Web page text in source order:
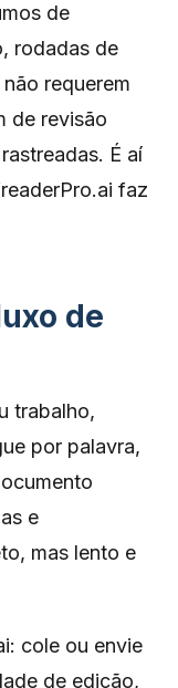
de
rodadas de
requerem
de revisão
É aí
faz
de
trabalho,
por palavra,
e
mas lento e
cole ou envie
de edição,